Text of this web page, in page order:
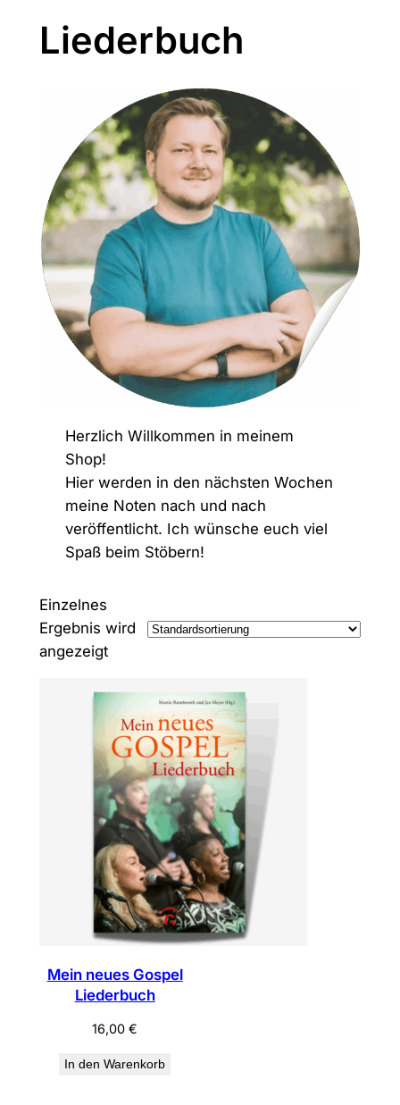
Liederbuch
Herzlich Willkommen in meinem
Shop!
Hier werden in den nächsten Wochen
meine Noten nach und nach
veröffentlicht. Ich wünsche euch viel
Spaß beim Stöbern!
Einzelnes
Ergebnis wird
angezeigt
Mein neues Gospel
Liederbuch
16,00€
In den Warenkorb